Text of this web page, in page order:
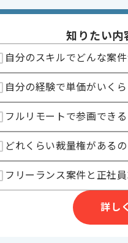
案件でございます。
。
ので、
件のご提案も差し上げる場合が
に導入し、
来る環境でございます。
に参画されたい方にオススメの
込んでおります。
知りたい内
自分のスキルでどんな案
自分の経験で単価がいく
フルリモートで参画でき
どれくらい裁量権がある
フリーランス案件と正社
詳し